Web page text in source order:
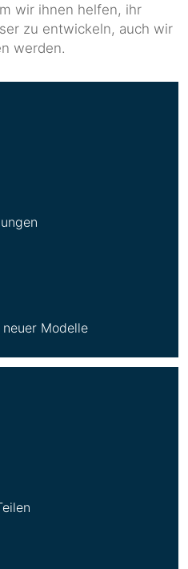
wir ihnen helfen, ihr
zu entwickeln, auch wir
werden.
Modelle